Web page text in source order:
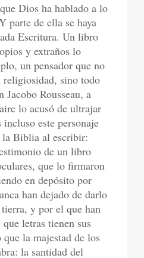
Dios ha hablado a lo
parte de ella se haya
Escritura. Un libro
y extraños lo
un pensador que no
religiosidad, sino todo
Rousseau, a
lo acusó de ultrajar
este personaje
la Biblia al escribir:
de un libro
que lo firmaron
en depósito por
han dejado de darlo
y por el que han
letras tienen sus
la majestad de los
la santidad del